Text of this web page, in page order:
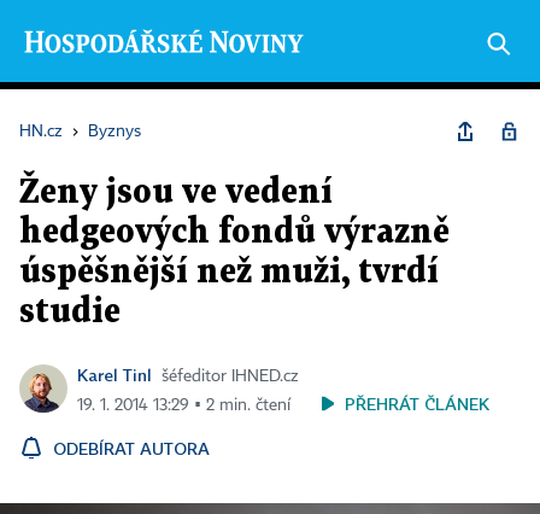
HN.cz › Byznys
Ženy jsou ve vedení
hedgeových fondů výrazně
úspěšnější než muži, tvrdí
studie
Karel Tinl
šéfeditor IHNED.cz
19. 1. 2014 13:29 ▪ 2 min. čtení
PŘEHRÁT ČLÁNEK
ODEBÍRAT AUTORA